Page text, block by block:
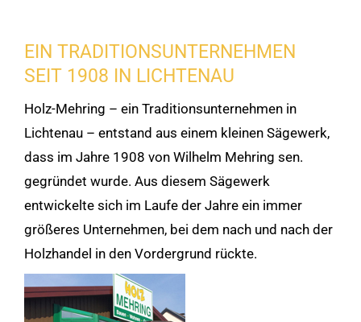
EIN TRADITIONSUNTERNEHMEN
SEIT 1908 IN LICHTENAU
Holz-Mehring – ein Traditionsunternehmen in
Lichtenau – entstand aus einem kleinen Sägewerk,
dass im Jahre 1908 von Wilhelm Mehring sen.
gegründet wurde. Aus diesem Sägewerk
entwickelte sich im Laufe der Jahre ein immer
größeres Unternehmen, bei dem nach und nach der
Holzhandel in den Vordergrund rückte.